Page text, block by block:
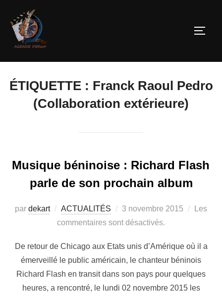
ÉTIQUETTE : Franck Raoul Pedro
(Collaboration extérieure)
Musique béninoise : Richard Flash
parle de son prochain album
par dekart ACTUALITÉS 3 novembre 2015
Les
commentaires sont désactivés.
De retour de Chicago aux Etats unis d’Amérique où il a
émerveillé le public américain, le chanteur béninois
Richard Flash en transit dans son pays pour quelques
heures, a rencontré, le lundi 02 novembre 2015 les